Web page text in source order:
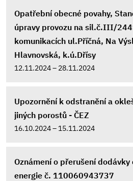
Opatřební obecné povahy,
úpravy provozu na sil.č.III/
komunikacích ul.Příčná, Na
Hlavnovská, k.ú.Dřísy
12.11.2024 – 28.11.2024
Upozornění k odstranění a
jiných porostů - ČEZ
16.10.2024 – 15.11.2024
Oznámení o přerušení
energie č. 110060943737